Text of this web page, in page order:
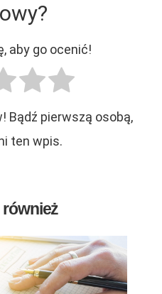
aby go ocenić!
Bądź pierwszą osobą,
ten wpis.